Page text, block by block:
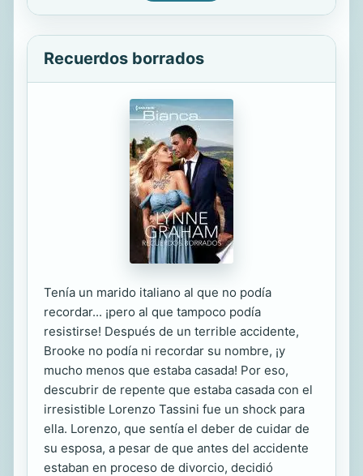
Recuerdos borrados
Tenía un marido italiano al que no podía
recordar... ¡pero al que tampoco podía
resistirse! Después de un terrible accidente,
Brooke no podía ni recordar su nombre, ¡y
mucho menos que estaba casada! Por eso,
descubrir de repente que estaba casada con el
irresistible Lorenzo Tassini fue un shock para
ella. Lorenzo, que sentía el deber de cuidar de
su esposa, a pesar de que antes del accidente
estaban en proceso de divorcio, decidió